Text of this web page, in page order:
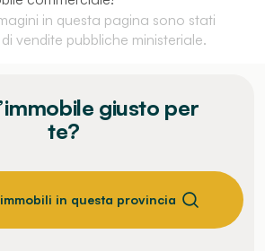
in questa pagina sono stati
vendite pubbliche ministeriale.
giusto per
te?
in questa provincia